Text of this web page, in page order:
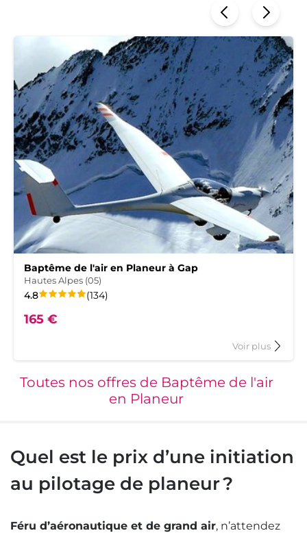
Baptême de l'air en Planeur à Gap
Hautes Alpes (05)
La
de
4.8sur
(134avis
)
165 €
Voir plusà
produit
Gap
Toutes nos offres de Baptême de l'air
en Planeur
Quel est le prix d’une initiation
au pilotage de planeur ?
Féru d’aéronautique et de grand air, n’attendez